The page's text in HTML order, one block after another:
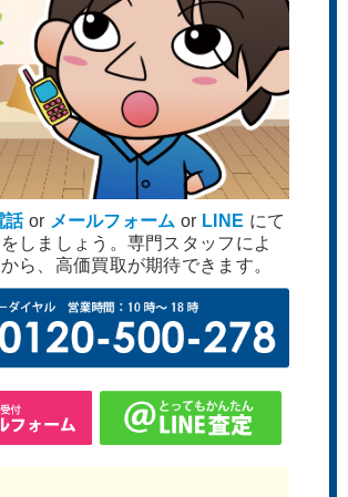
話or メールフォーム or LINE にて
しましょう。専門スタッフによ
ら、高価買取が期待できます。